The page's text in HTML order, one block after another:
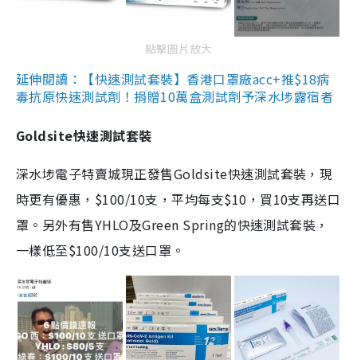
點擊圖片放大
延伸閱讀：【快速測試套裝】香港口罩廠acc+推$18病
毒抗原快速測試劑！捐贈10萬盒測試劑予深水埗露宿者
Goldsite快速測試套裝
深水埗電子特賣城現正發售Goldsite快速測試套裝，現
時更有優惠，$100/10支，平均每支$10，買10支再送口
罩。另外有售YHLO及Green Spring的快速測試套裝，
一樣低至$100/10支送口罩。